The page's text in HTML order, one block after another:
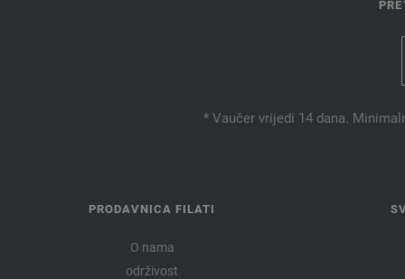
* Vaučer vrijedi 14 dana.
PRODAVNICA FILATI
O nama
održivost